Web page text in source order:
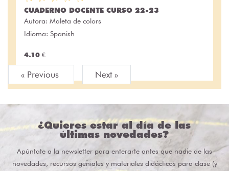
CUADERNO DOCENTE CURSO 22-23
Autora: Maleta de colors
Idioma: Spanish
4.10 €
« Previous Next »
¿Quieres estar al día de las
últimas novedades?
Apúntate a la newsletter para enterarte antes que nadie de las
novedades, recursos geniales y materiales didácticos para clase (y